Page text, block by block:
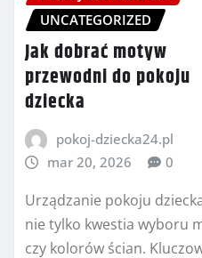
UNCATEGORIZED
Jak dobrać motyw
przewodni do pokoju
dziecka
pokoj-dziecka24.pl
mar 20, 2026
0
Urządzanie pokoju
nie tylko kwestia wyboru
czy kolorów ścian.